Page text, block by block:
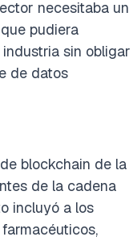
necesitaba un
pudiera
sin obligar
de datos
blockchain de la
de la cadena
incluyó a los